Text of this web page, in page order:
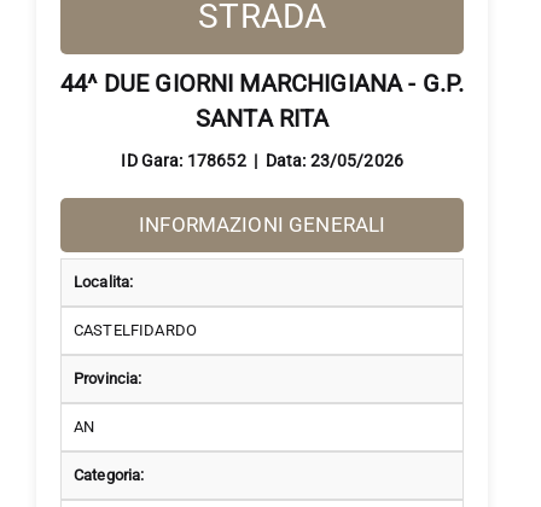
STRADA
44^ DUE GIORNI MARCHIGIANA - G.P.
SANTA RITA
ID Gara: 178652 | Data: 23/05/2026
INFORMAZIONI GENERALI
Localita:
CASTELFIDARDO
Provincia:
AN
Categoria: